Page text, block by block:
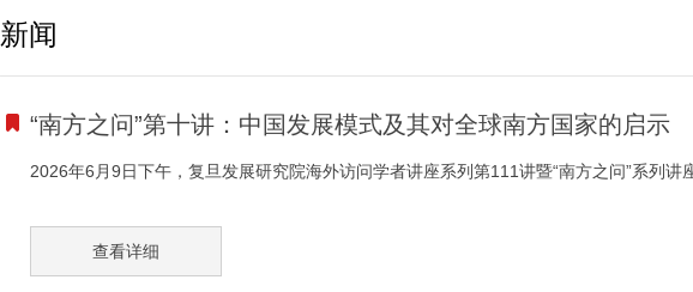
新闻
“南方之问”第十讲：中国发展模式及其对全球南方国家的启示
2026年6月9日下午，复旦发展研究院海外访问学者讲座系列第111讲暨“南方之问”系列讲
查看详细